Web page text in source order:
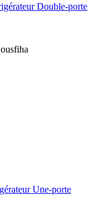
Double-porte
Une-porte